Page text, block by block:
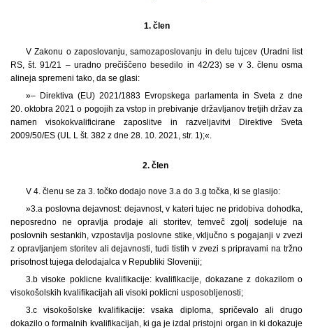
1. člen
V Zakonu o zaposlovanju, samozaposlovanju in delu tujcev (Uradni list
RS, št. 91/21 – uradno prečiščeno besedilo in 42/23) se v 3. členu osma
alineja spremeni tako, da se glasi:
»– Direktiva (EU) 2021/1883 Evropskega parlamenta in Sveta z dne
20. oktobra 2021 o pogojih za vstop in prebivanje državljanov tretjih držav za
namen visokokvalificirane zaposlitve in razveljavitvi Direktive Sveta
2009/50/ES (UL L št. 382 z dne 28. 10. 2021, str. 1);«.
2. člen
V 4. členu se za 3. točko dodajo nove 3.a do 3.g točka, ki se glasijo:
»3.a poslovna dejavnost: dejavnost, v kateri tujec ne pridobiva dohodka,
neposredno ne opravlja prodaje ali storitev, temveč zgolj sodeluje na
poslovnih sestankih, vzpostavlja poslovne stike, vključno s pogajanji v zvezi
z opravljanjem storitev ali dejavnosti, tudi tistih v zvezi s pripravami na tržno
prisotnost tujega delodajalca v Republiki Sloveniji;
3.b visoke poklicne kvalifikacije: kvalifikacije, dokazane z dokazilom o
visokošolskih kvalifikacijah ali visoki poklicni usposobljenosti;
3.c visokošolske kvalifikacije: vsaka diploma, spričevalo ali drugo
dokazilo o formalnih kvalifikacijah, ki ga je izdal pristojni organ in ki dokazuje